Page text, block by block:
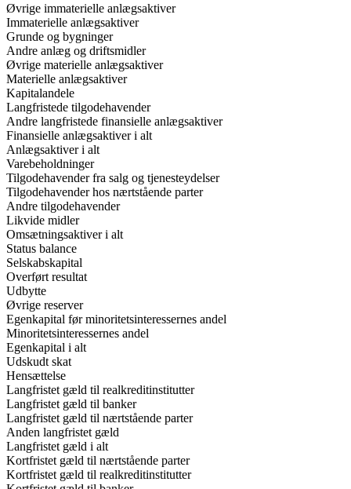
Øvrige immaterielle anlægsaktiver
Immaterielle anlægsaktiver
Grunde og bygninger
Andre anlæg og driftsmidler
Øvrige materielle anlægsaktiver
Materielle anlægsaktiver
Kapitalandele
Langfristede tilgodehavender
Andre langfristede finansielle anlægsaktiver
Finansielle anlægsaktiver i alt
Anlægsaktiver i alt
Varebeholdninger
Tilgodehavender fra salg og tjenesteydelser
Tilgodehavender hos nærtstående parter
Andre tilgodehavender
Likvide midler
Omsætningsaktiver i alt
Status balance
Selskabskapital
Overført resultat
Udbytte
Øvrige reserver
Egenkapital før minoritetsinteressernes andel
Minoritetsinteressernes andel
Egenkapital i alt
Udskudt skat
Hensættelse
Langfristet gæld til realkreditinstitutter
Langfristet gæld til banker
Langfristet gæld til nærtstående parter
Anden langfristet gæld
Langfristet gæld i alt
Kortfristet gæld til nærtstående parter
Kortfristet gæld til realkreditinstitutter